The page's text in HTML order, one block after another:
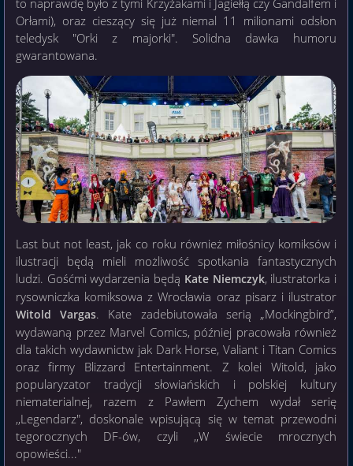
to naprawdę było z tymi Krzyżakami i Jagiełłą czy Gandalfem i
Orłami), oraz cieszący się już niemal 11 milionami odsłon
teledysk "Orki z majorki". Solidna dawka humoru
gwarantowana.
Last but not least, jak co roku również miłośnicy komiksów i
ilustracji będą mieli możliwość spotkania fantastycznych
ludzi. Gośćmi wydarzenia będą Kate Niemczyk, ilustratorka i
rysowniczka komiksowa z Wrocławia oraz pisarz i ilustrator
Witold Vargas. Kate zadebiutowała serią „Mockingbird”,
wydawaną przez Marvel Comics, później pracowała również
dla takich wydawnictw jak Dark Horse, Valiant i Titan Comics
oraz firmy Blizzard Entertainment. Z kolei Witold, jako
popularyzator tradycji słowiańskich i polskiej kultury
niematerialnej, razem z Pawłem Zychem wydał serię
,,Legendarz", doskonale wpisującą się w temat przewodni
tegorocznych DF-ów, czyli ,,W świecie mrocznych
opowieści..."